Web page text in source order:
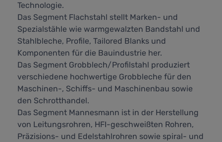
Technologie.
Das Segment Flachstahl stellt Marken- und
Spezialstähle wie warmgewalzten Bandstahl und
Stahlbleche, Profile, Tailored Blanks und
Komponenten für die Bauindustrie her.
Das Segment Grobblech/Profilstahl produziert
verschiedene hochwertige Grobbleche für den
Maschinen-, Schiffs- und Maschinenbau sowie
den Schrotthandel.
Das Segment Mannesmann ist in der Herstellung
von Leitungsrohren, HFI-geschweißten Rohren,
Präzisions- und Edelstahlrohren sowie spiral- und